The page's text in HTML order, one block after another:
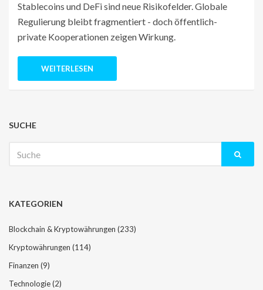
Stablecoins und DeFi sind neue Risikofelder. Globale
Regulierung bleibt fragmentiert - doch öffentlich-
private Kooperationen zeigen Wirkung.
WEITERLESEN
SUCHE
nach:
KATEGORIEN
Blockchain & Kryptowährungen (233)
Kryptowährungen (114)
Finanzen (9)
Technologie(2)